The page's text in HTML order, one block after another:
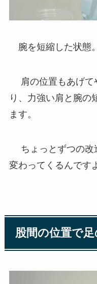
腕を短縮した状態。
肩の位置もあげて
り、力強い肩と腕の
ます。
ちょっとずつの改
変わってくるんです
股間の位置で